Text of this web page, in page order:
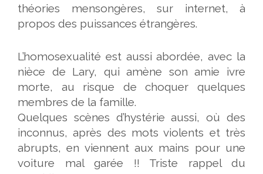
théories mensongères, sur internet, à
propos des puissances étrangères.
L’homosexualité est aussi abordée, avec la
nièce de Lary, qui amène son amie ivre
morte, au risque de choquer quelques
membres de la famille.
Quelques scènes d’hystérie aussi, où des
inconnus, après des mots violents et très
abrupts, en viennent aux mains pour une
voiture mal garée !! Triste rappel du